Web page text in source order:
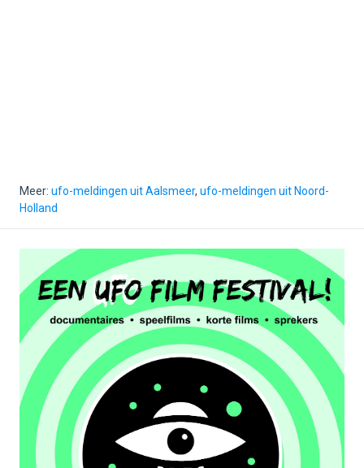
Meer: ufo-meldingen uit Aalsmeer, ufo-meldingen uit Noord-
Holland